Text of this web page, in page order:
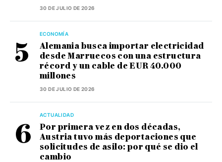
30 DE JULIO DE 2026
ECONOMÍA
Alemania busca importar electricidad
desde Marruecos con una estructura
récord y un cable de EUR 40.000
millones
30 DE JULIO DE 2026
ACTUALIDAD
Por primera vez en dos décadas,
Austria tuvo más deportaciones que
solicitudes de asilo: por qué se dio el
cambio